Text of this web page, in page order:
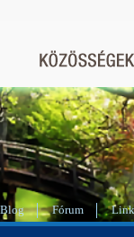
Blog Fórum